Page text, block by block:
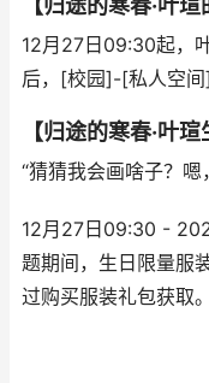
【归途的寒春·叶瑄
12月27日09:30起，
后，[校园]-[私人空间
【归途的寒春·叶瑄
“猜猜我会画啥子？嗯
12月27日09:30 -
题期间，生日限量服
过购买服装礼包获取。